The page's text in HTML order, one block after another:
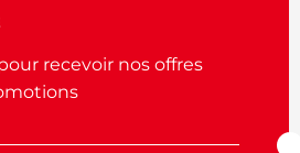
recevoir nos offres